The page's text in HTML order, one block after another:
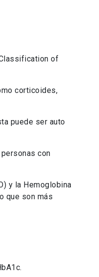
of
corticoides,
puede ser auto
con
y la Hemoglobina
que son más